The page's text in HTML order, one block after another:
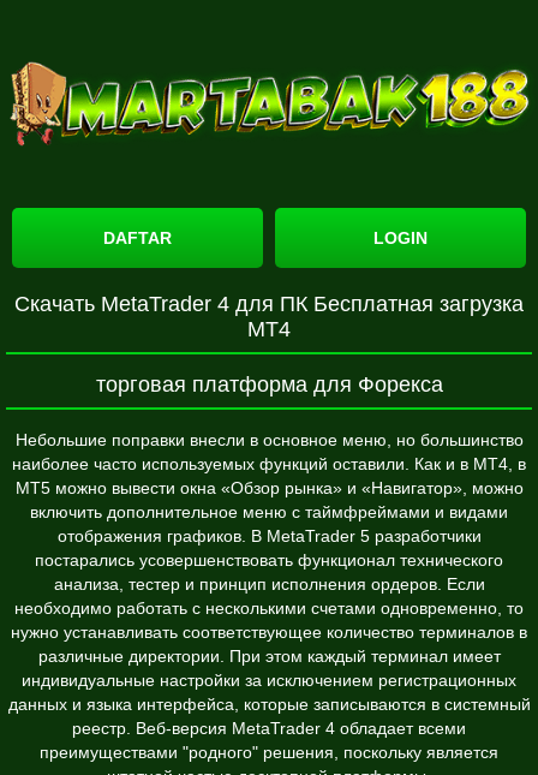
DAFTAR LOGIN
Скачать MetaTrader 4 для ПК Бесплатная загрузка
МТ4
торговая платформа для Форекса
Небольшие поправки внесли в основное меню, но большинство
наиболее часто используемых функций оставили. Как и в МТ4, в
МТ5 можно вывести окна «Обзор рынка» и «Навигатор», можно
включить дополнительное меню с таймфреймами и видами
отображения графиков. В MetaTrader 5 разработчики
постарались усовершенствовать функционал технического
анализа, тестер и принцип исполнения ордеров. Если
необходимо работать с несколькими счетами одновременно, то
нужно устанавливать соответствующее количество терминалов в
различные директории. При этом каждый терминал имеет
индивидуальные настройки за исключением регистрационных
данных и языка интерфейса, которые записываются в системный
реестр. Веб-версия MetaTrader 4 обладает всеми
преимуществами "родного" решения, поскольку является